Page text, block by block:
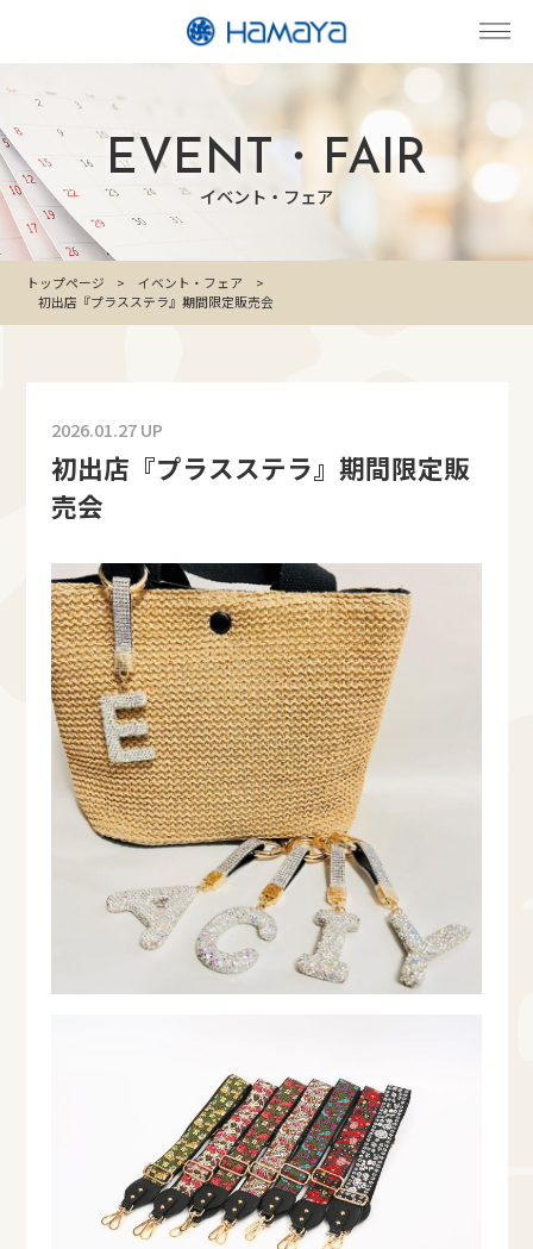
EVENT・FAIR
イベント・フェア
トップページ
イベント・フェア
初出店『プラスステラ』期間限定販売会
2026.01.27 UP
初出店『プラスステラ』期間限定販
売会